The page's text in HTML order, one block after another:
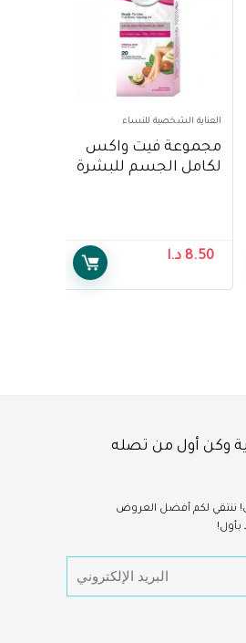
العناية الشخصية للنساء
مجموعة فيت واكس
لكامل الجسم للبشرة
Body Waxing Kit for
Normal Skin, Easy-
Gelwax Technology
8.50 د.ا
وكن أول من تصله
ننتقي لكم أفضل العروض
بأول!